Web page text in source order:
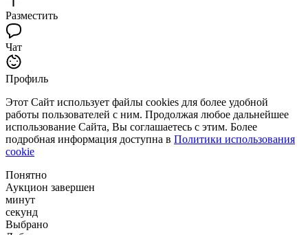
Разместить
Чат
Профиль
Этот Сайт использует файлы cookies для более удобной
работы пользователей с ним. Продолжая любое дальнейшее
использование Сайта, Вы соглашаетесь с этим. Более
подробная информация доступна в Политики использования
cookie
Понятно
Аукцион завершен
минут
секунд
Выбрано